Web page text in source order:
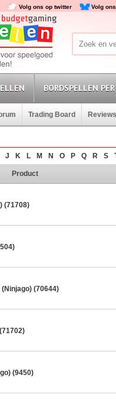
Volg ons op twitter Volg
BORDSPELLEN
Trading Board Reviews
J K L M N O P Q R S
Product
(71708)
(70644)
(9450)